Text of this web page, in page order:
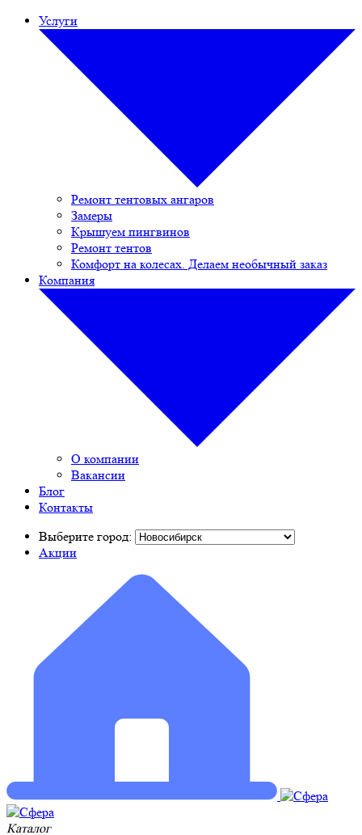
Услуги
Ремонт тентовых ангаров
Замеры
Крышуем пингвинов
Ремонт тентов
Комфорт на колесах. Делаем необычный заказ
Компания
О компании
Вакансии
Блог
Контакты
Выберите город:
Акции
Каталог